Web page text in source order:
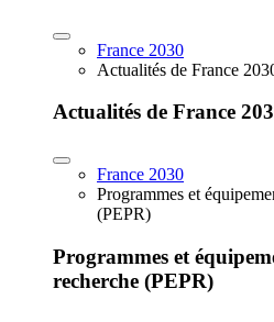
France 2030
Actualités de France
Actualités de France
France 2030
Programmes et
(PEPR)
Programmes et
recherche (PEPR)